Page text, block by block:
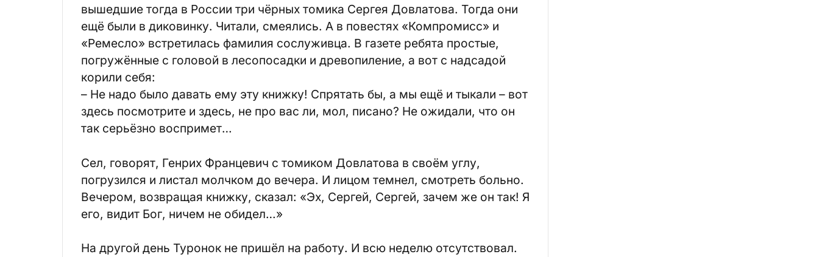
вышедшие тогда в России три чёрных томика Сергея Довлатова. Тогда они
ещё были в диковинку. Читали, смеялись. А в повестях «Компромисс» и
«Ремесло» встретилась фамилия сослуживца. В газете ребята простые,
погружённые с головой в лесопосадки и древопиление, а вот с надсадой
корили себя:
– Не надо было давать ему эту книжку! Спрятать бы, а мы ещё и тыкали – вот
здесь посмотрите и здесь, не про вас ли, мол, писано? Не ожидали, что он
так серьёзно воспримет…
Сел, говорят, Генрих Францевич с томиком Довлатова в своём углу,
погрузился и листал молчком до вечера. И лицом темнел, смотреть больно.
Вечером, возвращая книжку, сказал: «Эх, Сергей, Сергей, зачем же он так! Я
его, видит Бог, ничем не обидел…»
На другой день Туронок не пришёл на работу. И всю неделю отсутствовал.